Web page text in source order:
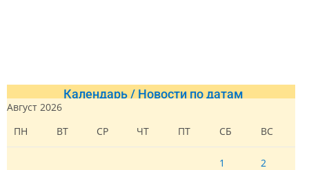
Календарь / Новости по датам
Август 2026
ПН
ВТ СР ЧТ ПТ СБ ВС
1 2